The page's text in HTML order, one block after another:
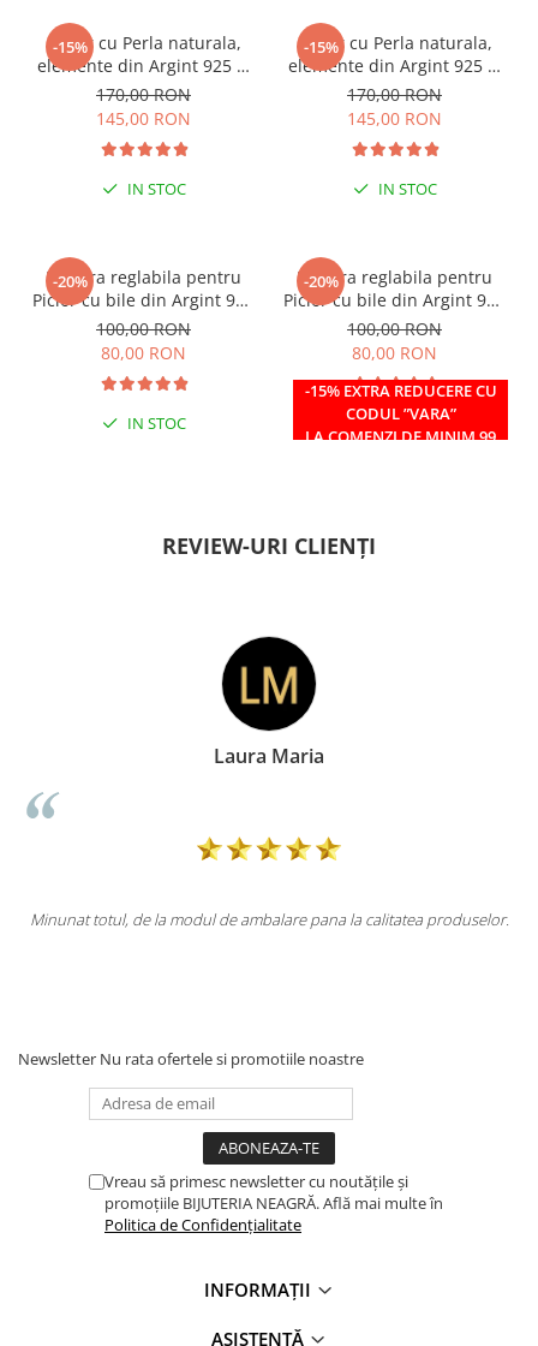
-15%
Colier cu Perla naturala,
elemente din Argint 925 si
margele Miyuki, multicolor
170,00 RON
145,00 RON
IN STOC
-15%
Colier cu Perla naturala,
elemente din Argint 925 si
margele Miyuki, verde/kiwi
170,00 RON
145,00 RON
IN STOC
-20%
Bratara reglabila pentru
Picior cu bile din Argint 925
si margele Miyuki rosii
100,00 RON
80,00 RON
IN STOC
-20%
-15% EXTRA REDUCERE CU
CODUL ”VARA”
LA COMENZI DE MINIM 99
Bratara reglabila pentru
Picior cu bile din Argint 925
si margele Miyuki verzi
100,00 RON
80,00 RON
IN STOC
REVIEW-URI CLIENȚI
de ambalare pana la calitatea produselor.
Totul la superlativ!
Newsletter Nu rata ofertele si promotiile noastre
Vreau să primesc newsletter cu noutățile și
promoțiile BIJUTERIA NEAGRĂ. Află mai multe în
Politica de Confidențialitate
INFORMAȚII
ASISTENȚĂ